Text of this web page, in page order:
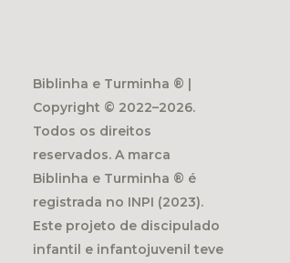
Biblinha e Turminha ® |
Copyright © 2022–2026.
Todos os direitos
reservados. A marca
Biblinha e Turminha ® é
registrada no INPI (2023).
Este projeto de discipulado
infantil e infantojuvenil teve